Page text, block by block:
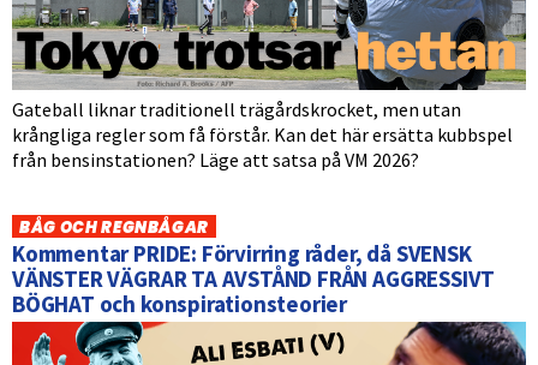
Gateball liknar traditionell trägårdskrocket, men utan
krångliga regler som få förstår. Kan det här ersätta kubbspel
från bensinstationen? Läge att satsa på VM 2026?
BÅG OCH REGNBÅGAR
Kommentar PRIDE: Förvirring råder, då SVENSK
VÄNSTER VÄGRAR TA AVSTÅND FRÅN AGGRESSIVT
BÖGHAT och konspirationsteorier